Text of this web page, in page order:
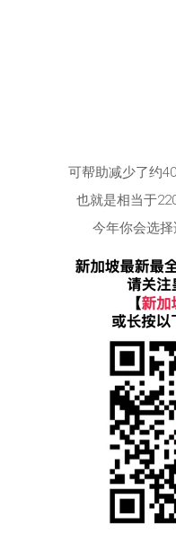
可帮助减少了约
也就是相当于
今年你会选